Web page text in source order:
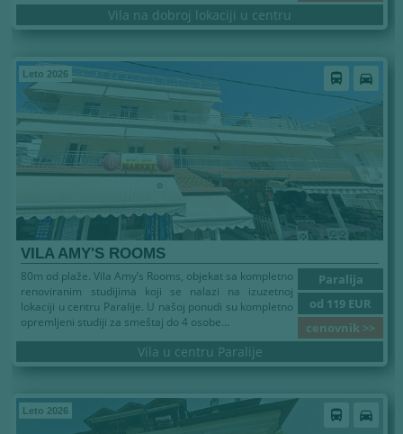
Vila na dobroj lokaciji u centru
Leto 2026 directions_bus directions_car
VILA AMY'S ROOMS
Paralija
od 119 EUR
cenovnik >>
80m od plaže. Vila Amy’s Rooms, objekat sa kompletno
renoviranim studijima koji se nalazi na izuzetnoj
lokaciji u centru Paralije. U našoj ponudi su kompletno
opremljeni studiji za smeštaj do 4 osobe...
Vila u centru Paralije
Leto 2026 directions_bus directions_car